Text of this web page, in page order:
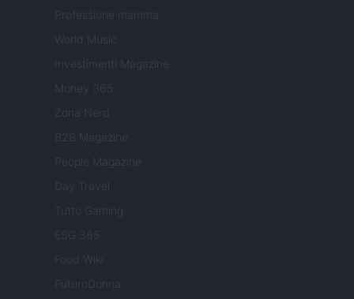
Professione mamma
World Music
Investimenti Magazine
Money 365
Zona Nerd
B2B Magazine
People Magazine
Day Travel
Tutto Gaming
ESG 365
Food Wiki
FuturoDonna